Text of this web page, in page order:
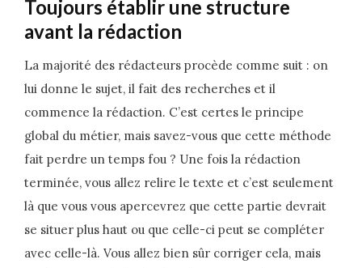
Toujours établir une structure
avant la rédaction
La majorité des rédacteurs procède comme suit : on
lui donne le sujet, il fait des recherches et il
commence la rédaction. C’est certes le principe
global du métier, mais savez-vous que cette méthode
fait perdre un temps fou ? Une fois la rédaction
terminée, vous allez relire le texte et c’est seulement
là que vous vous apercevrez que cette partie devrait
se situer plus haut ou que celle-ci peut se compléter
avec celle-là. Vous allez bien sûr corriger cela, mais